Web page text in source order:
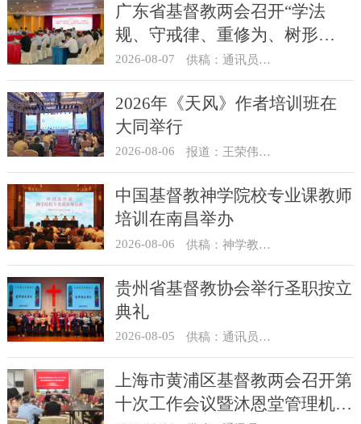
广东省基督教两会召开“学法
规、守戒律、重修为、树形
象”教育活动总结会议
2026-08-07 供稿：通讯员 汪浩
2026年《天风》作者培训班在
大同举行
2026-08-06 报道：王荣伟 摄影：冯谦
中国基督教神学院校专业课教师
培训在南昌举办
2026-08-06 供稿：神学教育部
贵州省基督教协会举行圣职按立
典礼
2026-08-05 供稿：通讯员 杨菁
上海市黄浦区基督教两会召开第
十次工作会议暨沐恩堂管理机构